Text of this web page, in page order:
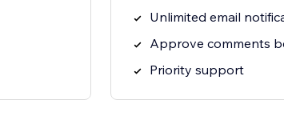
Unlimited email
Approve comments
Priority support